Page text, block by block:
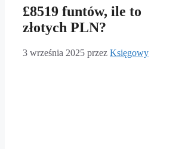
£8519 funtów, ile to
złotych PLN?
3 września 2025 przez Księgowy